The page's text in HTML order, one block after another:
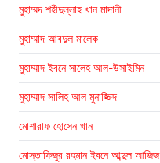
মুহাম্মদ শহীদুল্লাহ খান মাদানী
মুহাম্মাদ আবদুল মালেক
মুহাম্মাদ ইবনে সালেহ আল-উসাইমিন
মুহাম্মাদ সালিহ আল মুনাজ্জিদ
মোশারাফ হোসেন খান
মোস্তাফিজুর রহমান ইবনে আব্দুল আজিজ